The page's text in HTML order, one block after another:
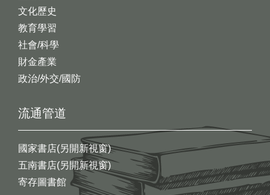
文化歷史
教育學習
社會/科學
財金產業
政治/外交/國防
流通管道
國家書店(另開新視窗)
五南書店(另開新視窗)
寄存圖書館